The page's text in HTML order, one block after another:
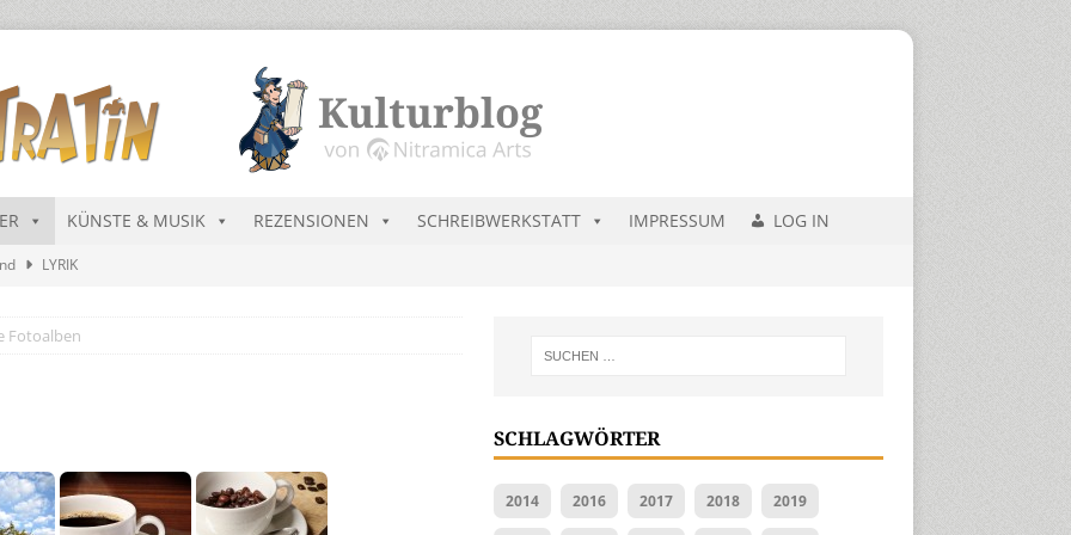
KÜNSTE & MUSIK REZENSIONEN SCHREIBWERKSTATT IMPRESSUM LOG IN
LYRIK
Charts im August 2026 MUSIK
Fotoalben
SCHLAGWÖRTER
2014 2016 2017 2018 2019